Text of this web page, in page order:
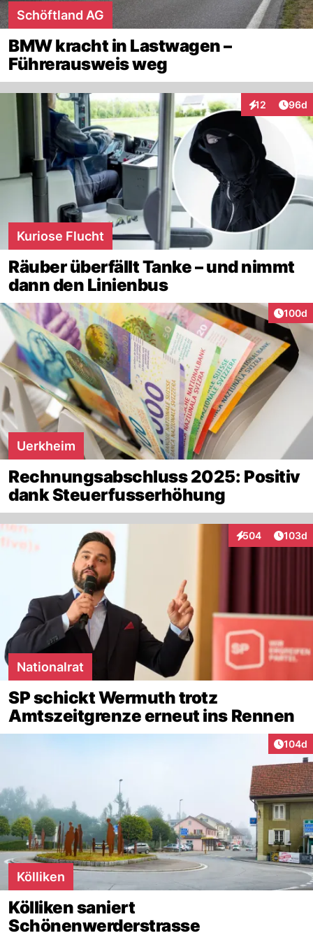
Schöftland AG
BMW kracht in Lastwagen –
Führerausweis weg
12
Interaktionen
96d
Kuriose Flucht
Räuber überfällt Tanke – und nimmt
dann den Linienbus
100d
Uerkheim
Rechnungsabschluss 2025: Positiv
dank Steuerfusserhöhung
504
Interaktionen103d
Nationalrat
SP schickt Wermuth trotz
Amtszeitgrenze erneut ins Rennen
104d
Kölliken
Kölliken saniert
Schönenwerderstrasse